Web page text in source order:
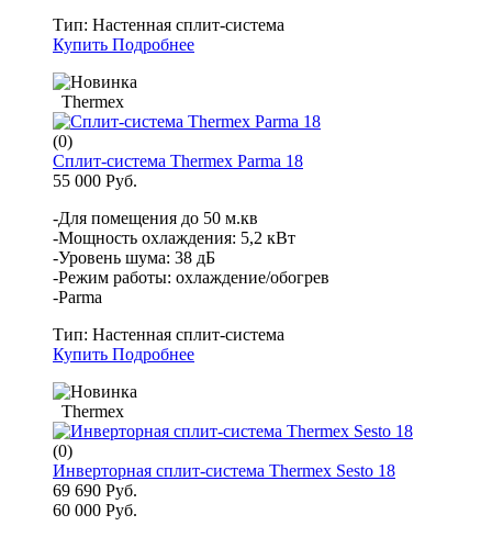
Тип: Настенная сплит-система
Купить Подробнее
Thermex
(0)
Сплит-система Thermex Parma 18
55 000 Руб.
-Для помещения до 50 м.кв
-Мощность охлаждения: 5,2 кВт
-Уровень шума: 38 дБ
-Режим работы: охлаждение/обогрев
-Parma
Тип: Настенная сплит-система
Купить Подробнее
Thermex
(0)
Инверторная сплит-система Thermex Sesto 18
69 690 Руб.
60 000 Руб.